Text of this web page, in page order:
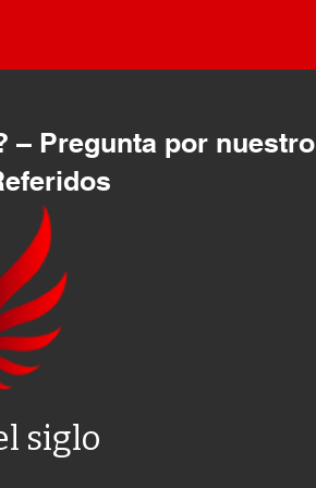
siglo
– Pregunta por nuestro